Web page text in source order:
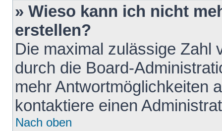
» Wieso kann ich nicht
erstellen?
Die maximal zulässige Zahl
durch die Board-
mehr Antwortmöglichkeiten
kontaktiere einen
Nach oben